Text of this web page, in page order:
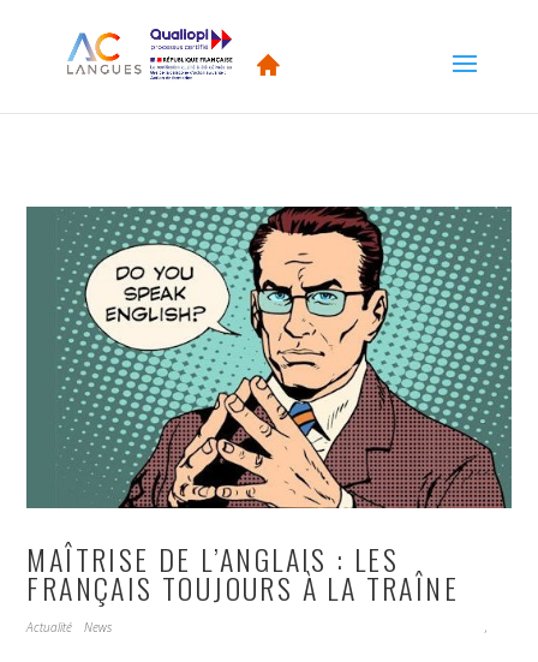
MAÎTRISE DE L’ANGLAIS : LES
FRANÇAIS TOUJOURS À LA TRAÎNE
Actualité ,
News